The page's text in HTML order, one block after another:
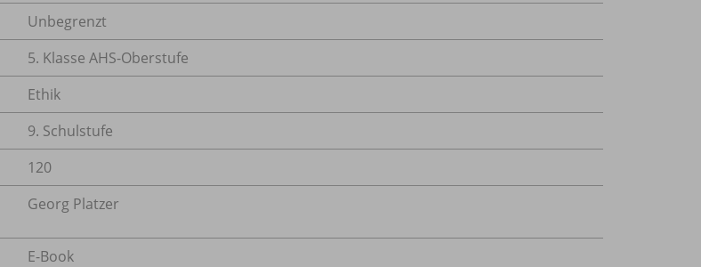
Unbegrenzt
5. Klasse AHS-Oberstufe
Ethik
9. Schulstufe
120
Georg Platzer
E-Book